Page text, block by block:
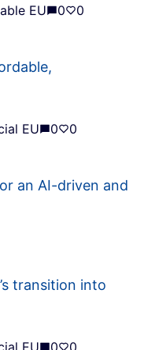
EU
0 0
EU
0 0
an AI-driven and
transition into
EU
0 0